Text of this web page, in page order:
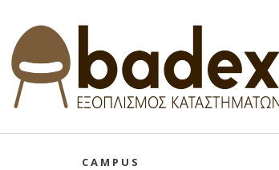
CAMPUS